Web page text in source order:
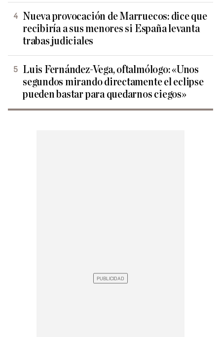
Nueva provocación de Marruecos: dice que
recibiría a sus menores si España levanta
trabas judiciales
Luis Fernández-Vega, oftalmólogo: «Unos
segundos mirando directamente el eclipse
pueden bastar para quedarnos ciegos»